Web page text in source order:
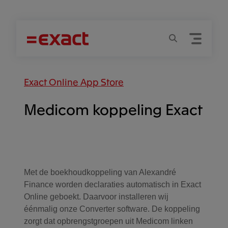
Menu
Zoeken
Exact Online App Store
Medicom koppeling Exact
Met de boekhoudkoppeling van Alexandré
Finance worden declaraties automatisch in Exact
Online geboekt. Daarvoor installeren wij
éénmalig onze Converter software. De koppeling
zorgt dat opbrengstgroepen uit Medicom linken